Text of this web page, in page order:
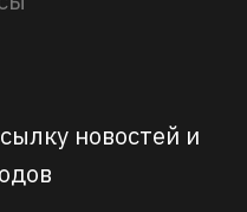
новостей и